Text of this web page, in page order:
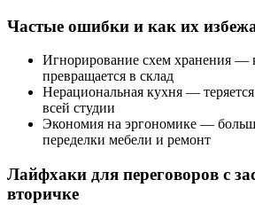
Частые ошибки и как их
Игнорирование схем хранения —
превращается в склад
Нерациональная кухня —
всей студии
Экономия на эргономике —
переделки мебели и ремонт
Лайфхаки для переговоров с
вторичке